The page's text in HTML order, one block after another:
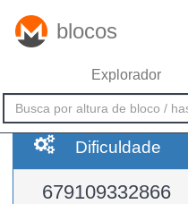
blocos
Explorador
Dificuldade
679109332866